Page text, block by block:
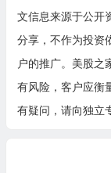
文信息来源于公开
分享，不作为投资
户的推广。美股之
有风险，客户应衡
有疑问，请向独立